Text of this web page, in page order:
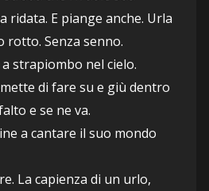
ridata. E piange anche. Urla
rotto. Senza senno.
strapiombo nel cielo.
di fare su e giù dentro
e se ne va.
a cantare il suo mondo
La capienza di un urlo,